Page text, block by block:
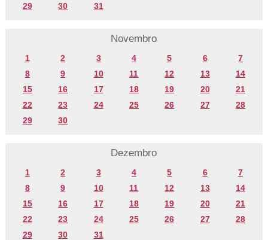
29
30 31
Novembro
1 2 3 4 5 6
7
8
9 10 11 12 13
14
15
16 17 18 19 20
21
22
23 24 25 26 27
28
29
30
Dezembro
1 2 3 4 5 6
7
8
9 10 11 12 13
14
15
16 17 18 19 20
21
22
23 24 25 26 27
28
29
30 31